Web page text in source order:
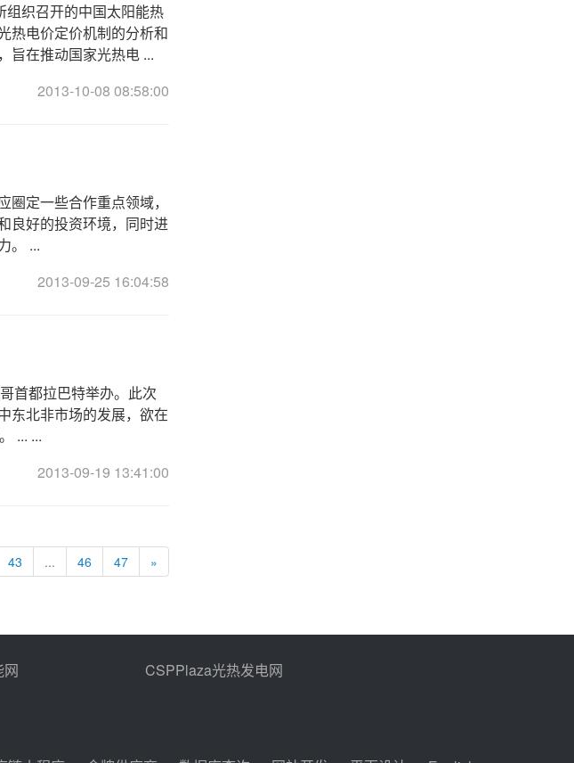
织召开的中国太阳能热
热电价定价机制的分析和
旨在推动国家光热电 ...
2013-10-08 08:58:00
定一些合作重点领域，
良好的投资环境，同时进
。 ...
2013-09-25 16:04:58
首都拉巴特举办。此次
东北非市场的发展，欲在
... ...
2013-09-19 13:41:00
43 ... 46 47 »
网 CSPPlaza光热发电网